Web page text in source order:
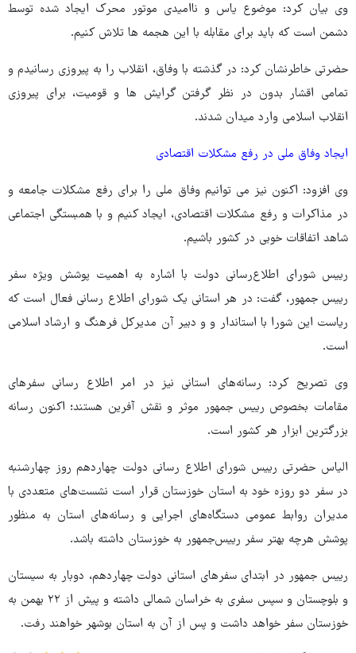
وی بیان کرد: موضوع یاس و ناامیدی موتور محرک ایجاد شده توسط
دشمن است که باید برای مقابله با این هجمه ها تلاش کنیم.
حضرتی خاطرنشان کرد: در گذشته با وفاق، انقلاب را به پیروزی رسانیدم و
تمامی اقشار بدون در نظر گرفتن گرایش ها و قومیت، برای پیروزی
انقلاب اسلامی وارد میدان شدند.
ایجاد وفاق ملی در رفع مشکلات اقتصادی
وی افزود: اکنون نیز می توانیم وفاق ملی را برای رفع مشکلات جامعه و
در مذاکرات و رفع مشکلات اقتصادی، ایجاد کنیم و با همبستگی اجتماعی
شاهد اتفاقات خوبی در کشور باشیم.
رییس شورای اطلاع‌رسانی دولت با اشاره به اهمیت پوشش ویژه سفر
رییس جمهور، گفت: در هر استانی یک شورای اطلاع رسانی فعال است که
ریاست این شورا با استاندار و و دبیر آن مدیرکل فرهنگ و ارشاد اسلامی
است.
وی تصریح کرد: رسانه‌های استانی نیز در امر اطلاع رسانی سفرهای
مقامات بخصوص رییس جمهور موثر و نقش آفرین هستند؛ اکنون رسانه
بزرگترین ابزار هر کشور است.
الیاس حضرتی رییس شورای اطلاع رسانی دولت چهاردهم روز چهارشنبه
در سفر دو روزه خود به استان خوزستان قرار است نشست‌های متعددی با
مدیران روابط عمومی دستگاه‌های اجرایی و رسانه‌های استان به منظور
پوشش هرچه بهتر سفر رییس‌جمهور به خوزستان داشته باشد.
رییس جمهور در ابتدای سفرهای استانی دولت چهاردهم، دوبار به سیستان
و بلوچستان و سپس سفری به خراسان شمالی داشته و پیش از ۲۲ بهمن به
خوزستان سفر خواهد داشت و پس از آن به استان بوشهر خواهند رفت.